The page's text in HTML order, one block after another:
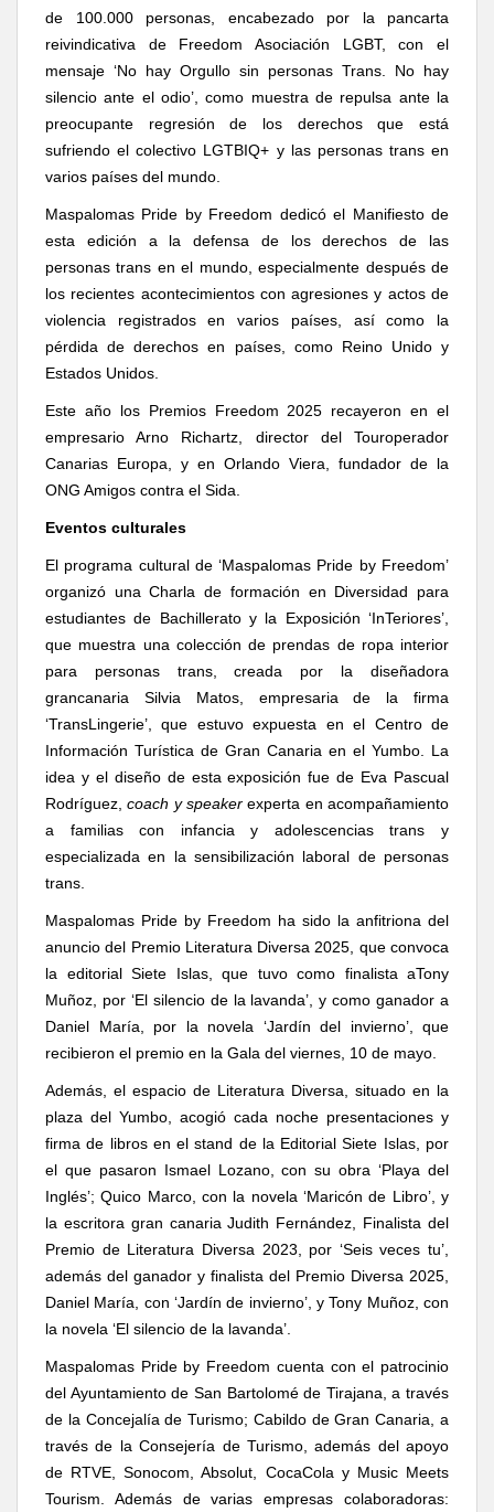
de 100.000 personas, encabezado por la pancarta
reivindicativa de Freedom Asociación LGBT, con el
mensaje ‘No hay Orgullo sin personas Trans. No hay
silencio ante el odio’, como muestra de repulsa ante la
preocupante regresión de los derechos que está
sufriendo el colectivo LGTBIQ+ y las personas trans en
varios países del mundo.
Maspalomas Pride by Freedom dedicó el Manifiesto de
esta edición a la defensa de los derechos de las
personas trans en el mundo, especialmente después de
los recientes acontecimientos con agresiones y actos de
violencia registrados en varios países, así como la
pérdida de derechos en países, como Reino Unido y
Estados Unidos.
Este año los Premios Freedom 2025 recayeron en el
empresario Arno Richartz, director del Touroperador
Canarias Europa, y en Orlando Viera, fundador de la
ONG Amigos contra el Sida.
Eventos culturales
El programa cultural de ‘Maspalomas Pride by Freedom’
organizó una Charla de formación en Diversidad para
estudiantes de Bachillerato y la Exposición ‘InTeriores’,
que muestra una colección de prendas de ropa interior
para personas trans, creada por la diseñadora
grancanaria Silvia Matos, empresaria de la firma
‘TransLingerie’, que estuvo expuesta en el Centro de
Información Turística de Gran Canaria en el Yumbo. La
idea y el diseño de esta exposición fue de Eva Pascual
Rodríguez,coach y speaker experta en acompañamiento
a familias con infancia y adolescencias trans y
especializada en la sensibilización laboral de personas
trans.
Maspalomas Pride by Freedom ha sido la anfitriona del
anuncio del Premio Literatura Diversa 2025, que convoca
la editorial Siete Islas, que tuvo como finalista aTony
Muñoz, por ‘El silencio de la lavanda’, y como ganador a
Daniel María, por la novela ‘Jardín del invierno’, que
recibieron el premio en la Gala del viernes, 10 de mayo.
Además, el espacio de Literatura Diversa, situado en la
plaza del Yumbo, acogió cada noche presentaciones y
firma de libros en el stand de la Editorial Siete Islas, por
el que pasaron Ismael Lozano, con su obra ‘Playa del
Inglés’; Quico Marco, con la novela ‘Maricón de Libro’, y
la escritora gran canaria Judith Fernández, Finalista del
Premio de Literatura Diversa 2023, por ‘Seis veces tu’,
además del ganador y finalista del Premio Diversa 2025,
Daniel María, con ‘Jardín de invierno’, y Tony Muñoz, con
la novela ‘El silencio de la lavanda’.
Maspalomas Pride by Freedom cuenta con el patrocinio
del Ayuntamiento de San Bartolomé de Tirajana, a través
de la Concejalía de Turismo; Cabildo de Gran Canaria, a
través de la Consejería de Turismo, además del apoyo
de RTVE, Sonocom, Absolut, CocaCola y Music Meets
Tourism. Además de varias empresas colaboradoras: